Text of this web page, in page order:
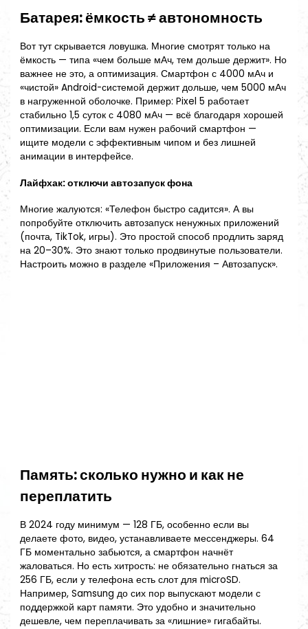
Батарея: ёмкость ≠ автономность
Вот тут скрывается ловушка. Многие смотрят только на
ёмкость — типа «чем больше мАч, тем дольше держит». Но
важнее не это, а оптимизация. Смартфон с 4000 мАч и
«чистой» Android-системой держит дольше, чем 5000 мАч
в нагруженной оболочке. Пример: Pixel 5 работает
стабильно 1,5 суток с 4080 мАч — всё благодаря хорошей
оптимизации. Если вам нужен рабочий смартфон —
ищите модели с эффективным чипом и без лишней
анимации в интерфейсе.
Лайфхак: отключи автозапуск фона
Многие жалуются: «Телефон быстро садится». А вы
попробуйте отключить автозапуск ненужных приложений
(почта, TikTok, игры). Это простой способ продлить заряд
на 20–30%. Это знают только продвинутые пользователи.
Настроить можно в разделе «Приложения – Автозапуск».
Память: сколько нужно и как не
переплатить
В 2024 году минимум — 128 ГБ, особенно если вы
делаете фото, видео, устанавливаете мессенджеры. 64
ГБ моментально забьются, а смартфон начнёт
жаловаться. Но есть хитрость: не обязательно гнаться за
256 ГБ, если у телефона есть слот для microSD.
Например, Samsung до сих пор выпускают модели с
поддержкой карт памяти. Это удобно и значительно
дешевле, чем переплачивать за «лишние» гигабайты.